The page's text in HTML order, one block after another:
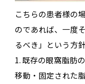
こちらの患者様の
のであれば、一度
るべき」という方
1.既存の眼窩脂肪
移動・固定された